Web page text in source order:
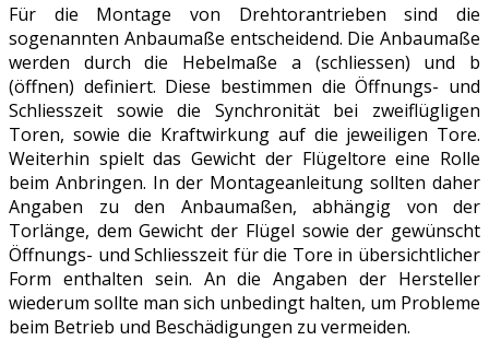
Für die Montage von Drehtorantrieben sind die
sogenannten Anbaumaße entscheidend. Die Anbaumaße
werden durch die Hebelmaße a (schliessen) und b
(öffnen) definiert. Diese bestimmen die Öffnungs- und
Schliesszeit sowie die Synchronität bei zweiflügligen
Toren, sowie die Kraftwirkung auf die jeweiligen Tore.
Weiterhin spielt das Gewicht der Flügeltore eine Rolle
beim Anbringen. In der Montageanleitung sollten daher
Angaben zu den Anbaumaßen, abhängig von der
Torlänge, dem Gewicht der Flügel sowie der gewünscht
Öffnungs- und Schliesszeit für die Tore in übersichtlicher
Form enthalten sein. An die Angaben der Hersteller
wiederum sollte man sich unbedingt halten, um Probleme
beim Betrieb und Beschädigungen zu vermeiden.